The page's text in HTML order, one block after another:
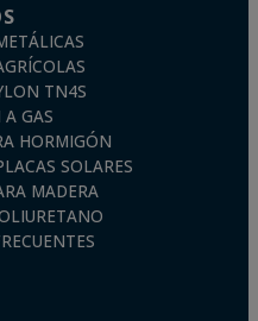
TN4S
A GAS
HORMIGÓN
SOLARES
MADERA